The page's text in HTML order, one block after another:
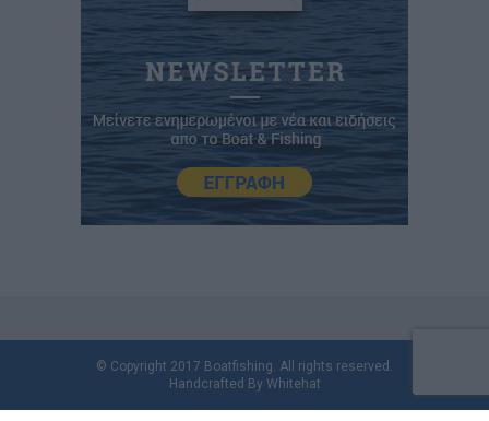
© Copyright 2017 Boatfishing. All rights reserved.
Handcrafted By Whitehat